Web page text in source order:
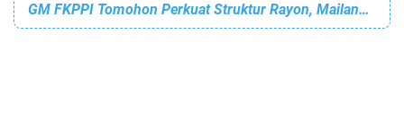
GM FKPPI Tomohon Perkuat Struktur Rayon, Mailangkay: Harus Jadi Garda Pendukung Pemerintah